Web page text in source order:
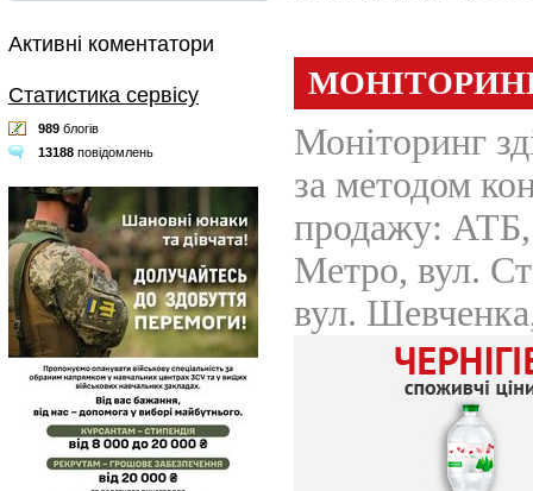
Активні коментатори
Статистика сервісу
989 блогів
13188 повідомлень